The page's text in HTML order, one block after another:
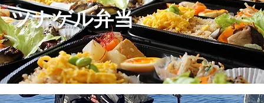
ツナゲル弁当